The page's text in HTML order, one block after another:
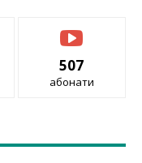
507
абонати